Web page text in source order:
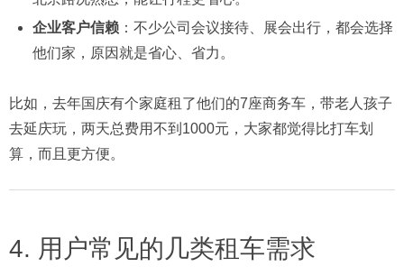
企业客户信赖：不少公司会议接待、展会出行，都会选择
他们家，原因就是省心、省力。
比如，去年国庆有个家庭租了他们的7座商务车，带老人孩子
去延庆玩，两天总费用不到1000元，大家都觉得比打车划
算，而且更方便。
4. 用户常见的几类租车需求